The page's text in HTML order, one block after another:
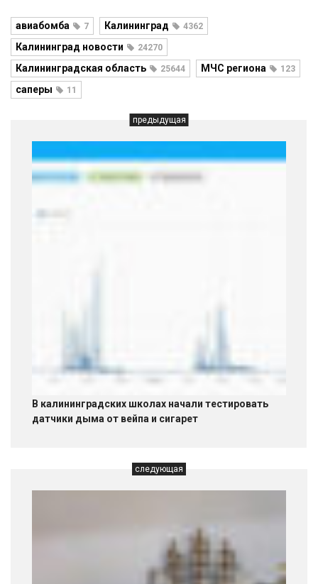
авиабомба 7 Калининград 4362
Калининград новости 24270
Калининградская область 25644 МЧС региона 123
саперы 11
предыдущая
В калининградских школах начали тестировать
датчики дыма от вейпа и сигарет
следующая